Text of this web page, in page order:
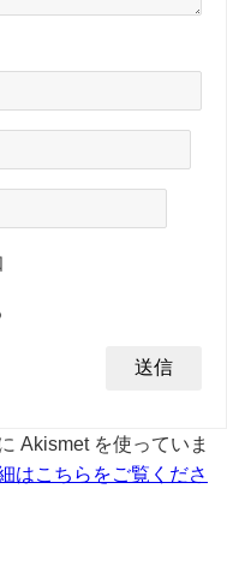
Akismet を使っていま
はこちらをご覧くださ